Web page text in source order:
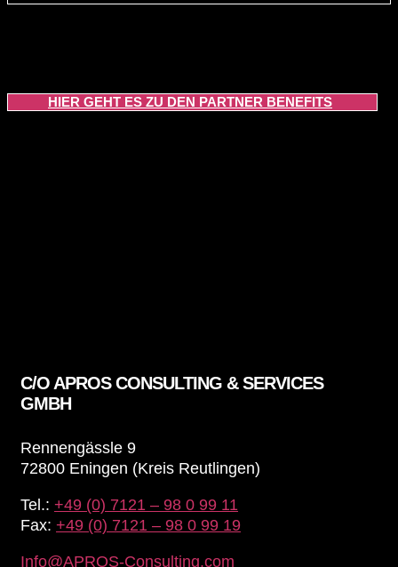
HIER GEHT ES ZU DEN PARTNER BENEFITS
C/O APROS CONSULTING & SERVICES
GMBH
Rennengässle 9
72800 Eningen (Kreis Reutlingen)
Tel.: +49 (0) 7121 – 98 0 99 11
Fax: +49 (0) 7121 – 98 0 99 19
Info@APROS-Consulting.com